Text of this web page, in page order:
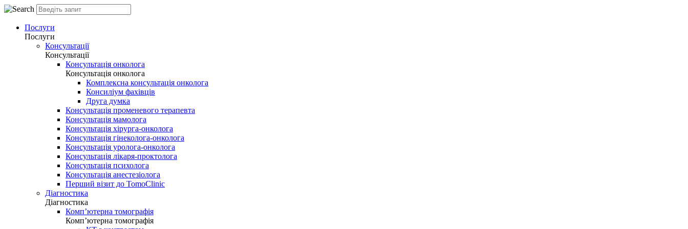
Послуги
Послуги
Консультації
Консультації
Консультація онколога
Консультація онколога
Комплексна консультація онколога
Консиліум фахівців
Друга думка
Консультація променевого терапевта
Консультація мамолога
Консультація хірурга-онколога
Консультація гінеколога-онколога
Консультація уролога-онколога
Консультація лікаря-проктолога
Консультація психолога
Консультація анестезіолога
Перший візит до TomoClinic
Діагностика
Діагностика
Комп’ютерна томографія
Комп’ютерна томографія